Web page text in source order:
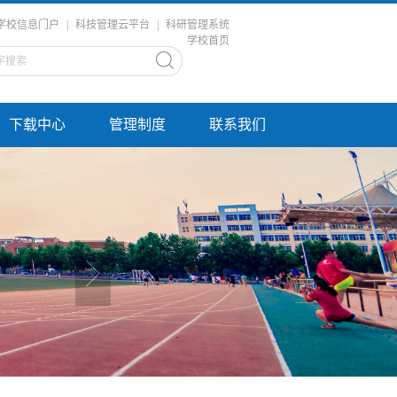
校信息门户 科技管理云平台
科研管理系统
学校首页
下载中心 管理制度 联系我们